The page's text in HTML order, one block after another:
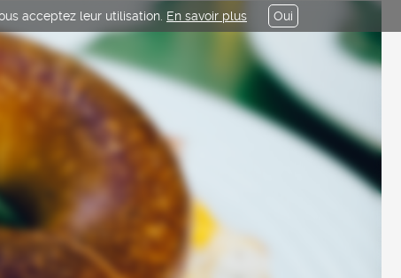
acceptez leur utilisation. En savoir plus Oui